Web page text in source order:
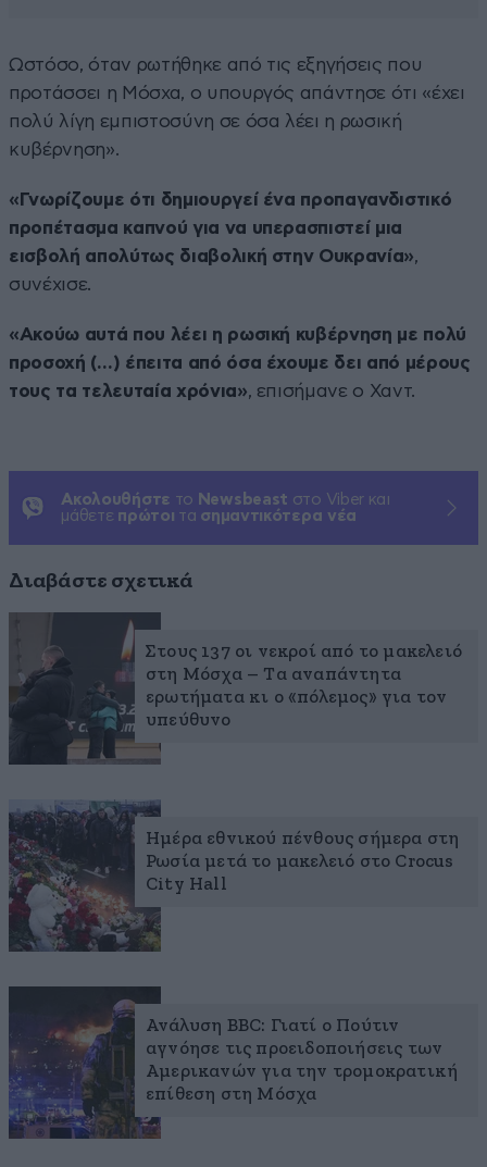
Ωστόσο, όταν ρωτήθηκε από τις εξηγήσεις που
προτάσσει η Μόσχα, ο υπουργός απάντησε ότι «έχει
πολύ λίγη εμπιστοσύνη σε όσα λέει η ρωσική
κυβέρνηση».
«Γνωρίζουμε ότι δημιουργεί ένα προπαγανδιστικό
προπέτασμα καπνού για να υπερασπιστεί μια
εισβολή απολύτως διαβολική στην Ουκρανία»,
συνέχισε.
«Ακούω αυτά που λέει η ρωσική κυβέρνηση με πολύ
προσοχή (…) έπειτα από όσα έχουμε δει από μέρους
τους τα τελευταία χρόνια», επισήμανε ο Χαντ.
Ακολουθήστε το Newsbeast στο Viber και
μάθετε πρώτοι τα σημαντικότερα νέα
Διαβάστε σχετικά
Στους 137 οι νεκροί από το μακελειό
στη Μόσχα – Τα αναπάντητα
ερωτήματα κι ο «πόλεμος» για τον
υπεύθυνο
Ημέρα εθνικού πένθους σήμερα στη
Ρωσία μετά το μακελειό στο Crocus
City Hall
Ανάλυση BBC: Γιατί ο Πούτιν
αγνόησε τις προειδοποιήσεις των
Αμερικανών για την τρομοκρατική
επίθεση στη Μόσχα